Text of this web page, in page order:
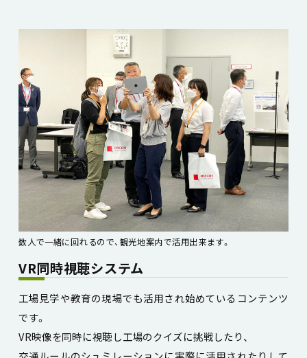
数人で一緒に回れるので、観光地案内で活用出来ます。
VR同時視聴システム
工場見学や教育の現場でも活用され始めているコンテンツ
です。
VR映像を同時に視聴し工場のクイズに挑戦したり、